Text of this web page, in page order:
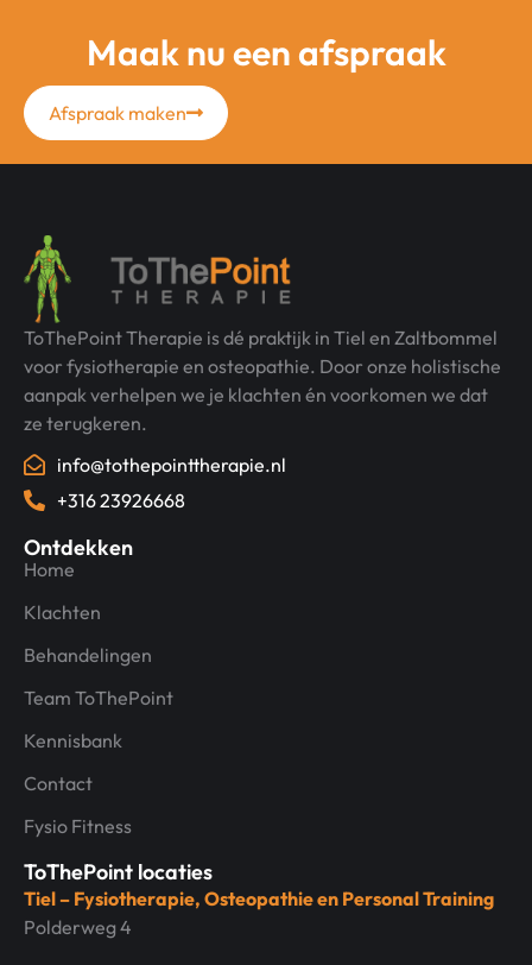
Maak nu een afspraak
Afspraak maken
ToThePoint Therapie is dé praktijk in Tiel en Zaltbommel
voor fysiotherapie en osteopathie. Door onze holistische
aanpak verhelpen we je klachten én voorkomen we dat
ze terugkeren.
info@tothepointtherapie.nl
+316 23926668
Ontdekken
Home
Klachten
Behandelingen
Team ToThePoint
Kennisbank
Contact
Fysio Fitness
ToThePoint locaties
Tiel – Fysiotherapie, Osteopathie en Personal Training
Polderweg 4